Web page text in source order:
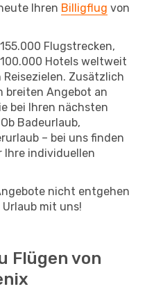
Ihren Billigflug von
Flugstrecken,
Hotels weltweit
Zusätzlich
breiten Angebot an
bei Ihren nächsten
Badeurlaub,
– bei uns finden
Ihre individuellen
nicht entgehen
mit uns!
Flügen von